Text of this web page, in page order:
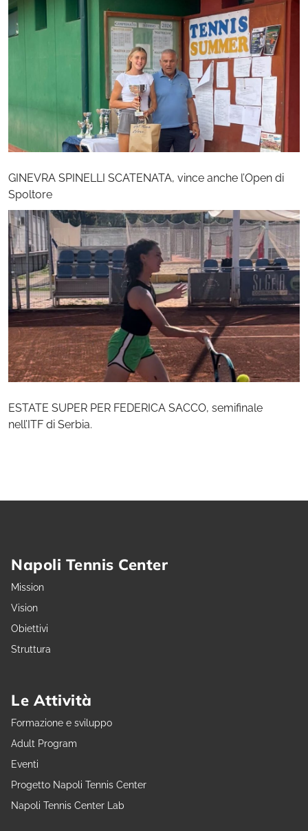
GINEVRA SPINELLI SCATENATA, vince anche l’Open di
Spoltore
ESTATE SUPER PER FEDERICA SACCO, semifinale
nell’ITF di Serbia.
Napoli Tennis Center
Mission
Vision
Obiettivi
Struttura
Le Attività
Formazione e sviluppo
Adult Program
Eventi
Progetto Napoli Tennis Center
Napoli Tennis Center Lab